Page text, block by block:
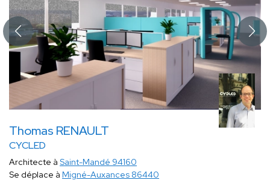
Thomas RENAULT
CYCLED
Architecte à Saint-Mandé 94160
Se déplace à Migné-Auxances 86440